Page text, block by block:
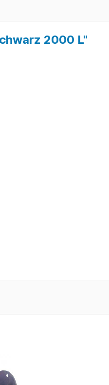
2000 L"